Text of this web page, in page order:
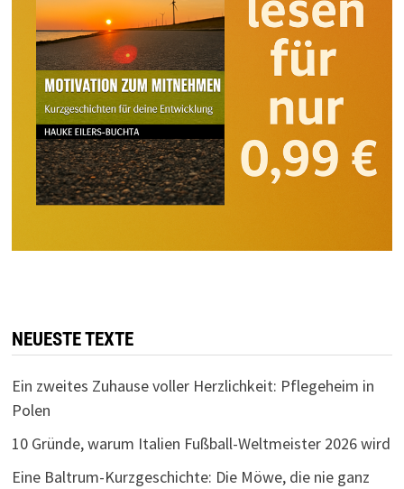
NEUESTE TEXTE
Ein zweites Zuhause voller Herzlichkeit: Pflegeheim in
Polen
10 Gründe, warum Italien Fußball-Weltmeister 2026 wird
Eine Baltrum-Kurzgeschichte: Die Möwe, die nie ganz